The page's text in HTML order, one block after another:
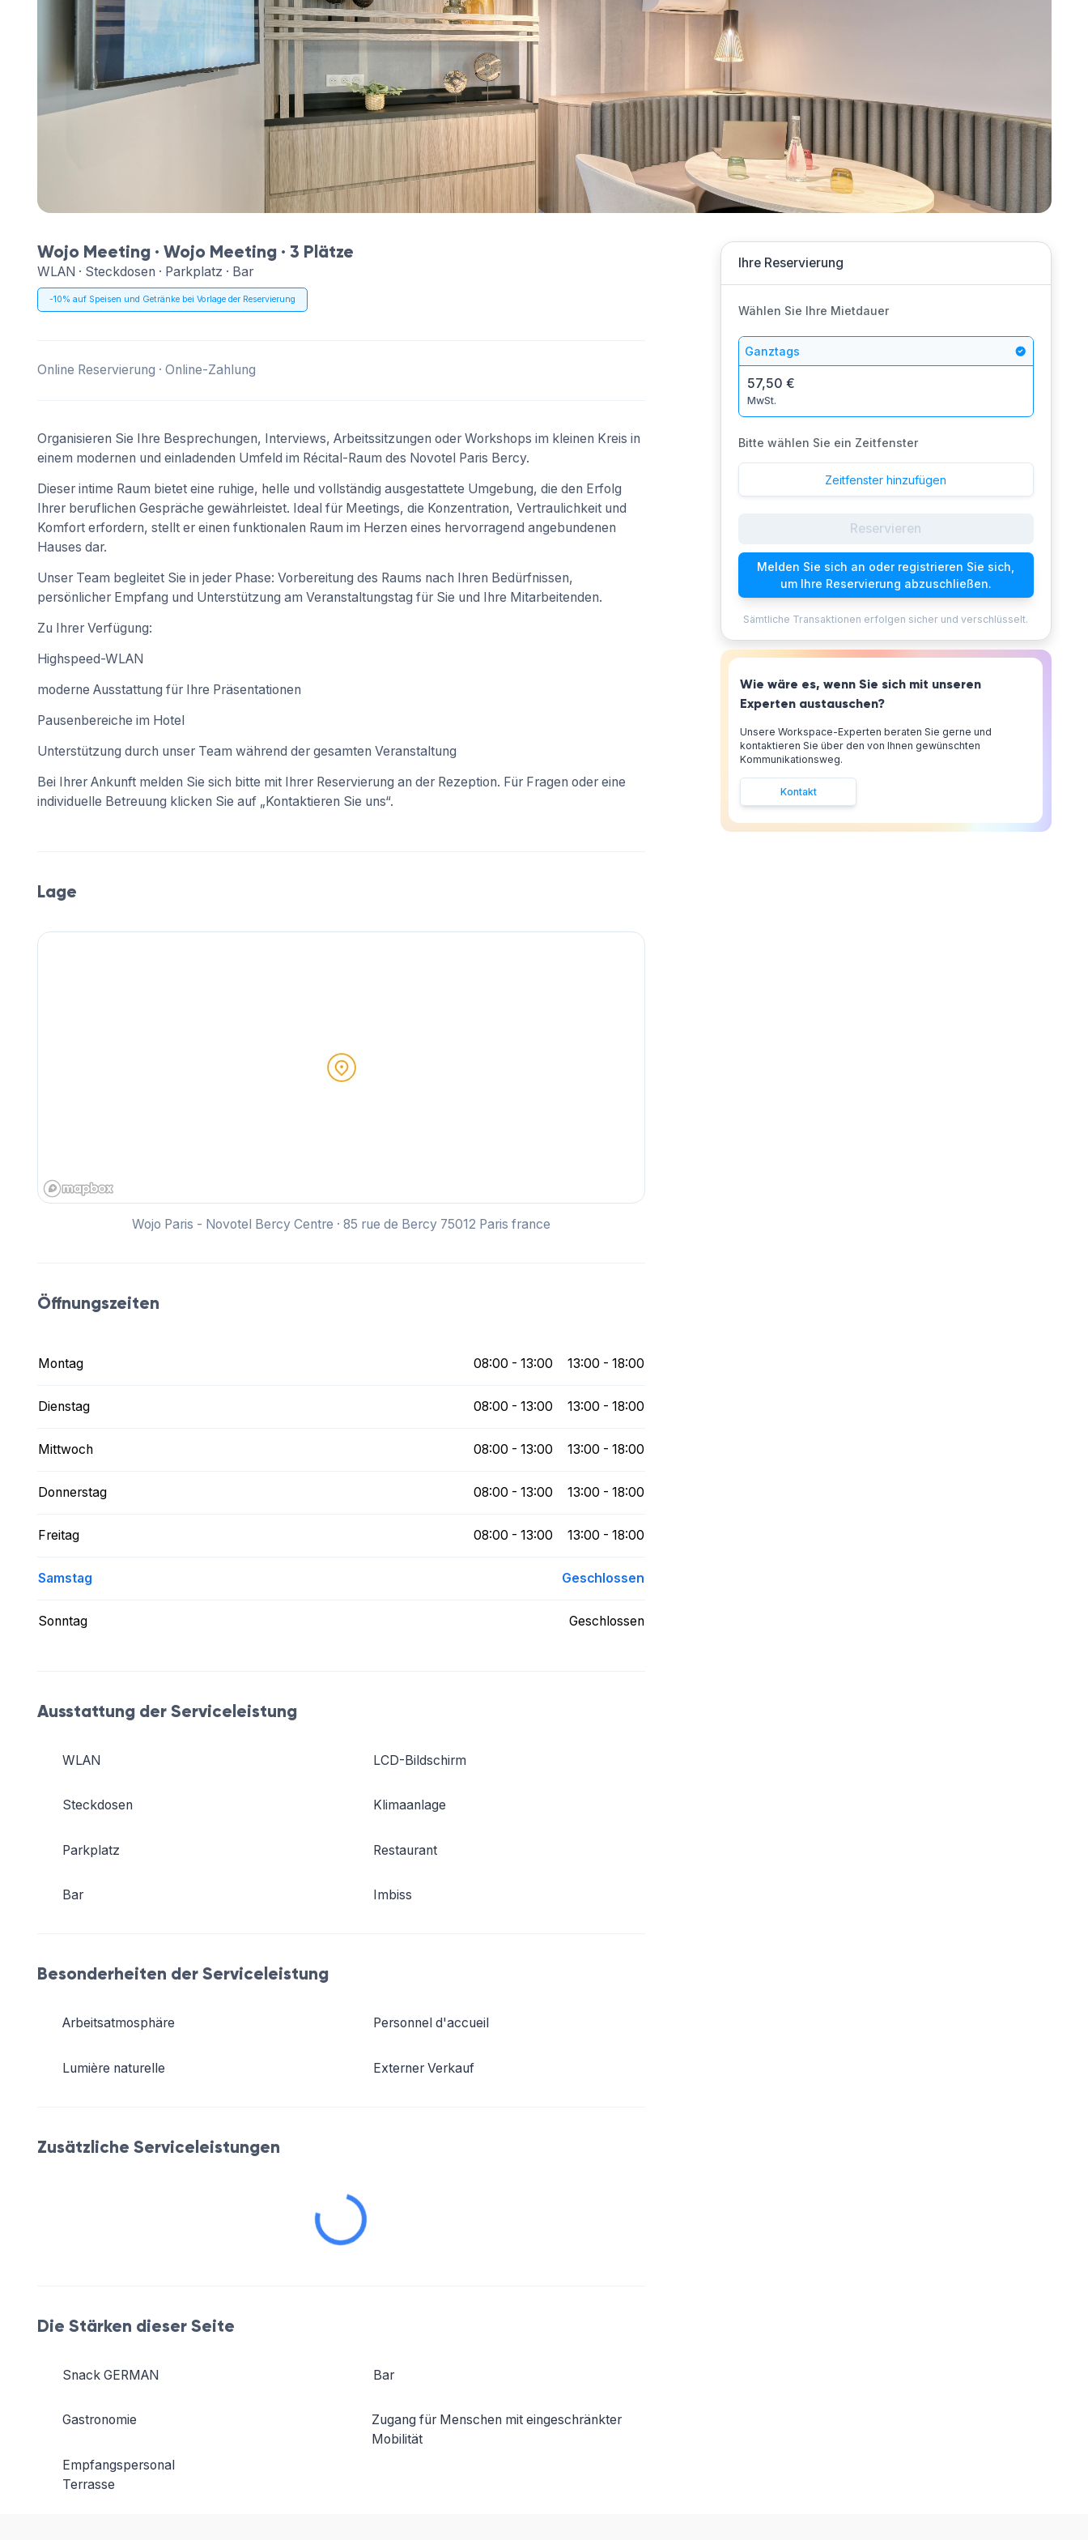
Wojo Meeting · Wojo Meeting· 3 Plätze
WLAN · Steckdosen · Parkplatz · Bar
-10% auf Speisen und Getränke bei Vorlage der Reservierung
Online Reservierung · Online-Zahlung
Organisieren Sie Ihre Besprechungen, Interviews, Arbeitssitzungen oder Workshops im kleinen Kreis in
einem modernen und einladenden Umfeld im Récital-Raum des Novotel Paris Bercy.
Dieser intime Raum bietet eine ruhige, helle und vollständig ausgestattete Umgebung, die den Erfolg
Ihrer beruflichen Gespräche gewährleistet. Ideal für Meetings, die Konzentration, Vertraulichkeit und
Komfort erfordern, stellt er einen funktionalen Raum im Herzen eines hervorragend angebundenen
Hauses dar.
Unser Team begleitet Sie in jeder Phase: Vorbereitung des Raums nach Ihren Bedürfnissen,
persönlicher Empfang und Unterstützung am Veranstaltungstag für Sie und Ihre Mitarbeitenden.
Zu Ihrer Verfügung:
Highspeed-WLAN
moderne Ausstattung für Ihre Präsentationen
Pausenbereiche im Hotel
Unterstützung durch unser Team während der gesamten Veranstaltung
Bei Ihrer Ankunft melden Sie sich bitte mit Ihrer Reservierung an der Rezeption. Für Fragen oder eine
individuelle Betreuung klicken Sie auf „Kontaktieren Sie uns“.
Lage
Wojo Paris - Novotel Bercy Centre · 85 rue de Bercy 75012 Paris france
Öffnungszeiten
Montag 08:00 - 13:00 13:00 - 18:00
Dienstag 08:00 - 13:00 13:00 - 18:00
Mittwoch 08:00 - 13:00 13:00 - 18:00
Donnerstag 08:00 - 13:00 13:00 - 18:00
Freitag 08:00 - 13:00 13:00 - 18:00
Samstag Geschlossen
Sonntag Geschlossen
Ausstattung der Serviceleistung
WLAN
Steckdosen
Parkplatz
Bar
LCD-Bildschirm
Klimaanlage
Restaurant
Imbiss
Besonderheiten der Serviceleistung
Arbeitsatmosphäre
Lumière naturelle
Personnel d'accueil
Externer Verkauf
Zusätzliche Serviceleistungen
Die Stärken dieser Seite
Snack GERMAN
Gastronomie
Empfangspersonal
Terrasse
Bar
Zugang für Menschen mit eingeschränkter
Mobilität
Ihre Reservierung
Wählen Sie Ihre Mietdauer
Ganztags
57,50 €
MwSt.
Bitte wählen Sie ein Zeitfenster
Zeitfenster hinzufügen
Reservieren
Melden Sie sich an oder registrieren Sie sich,
um Ihre Reservierung abzuschließen.
Sämtliche Transaktionen erfolgen sicher und verschlüsselt.
Wie wäre es, wenn Sie sich mit unseren
Experten austauschen?
Unsere Workspace-Experten beraten Sie gerne und
kontaktieren Sie über den von Ihnen gewünschten
Kommunikationsweg.
Kontakt